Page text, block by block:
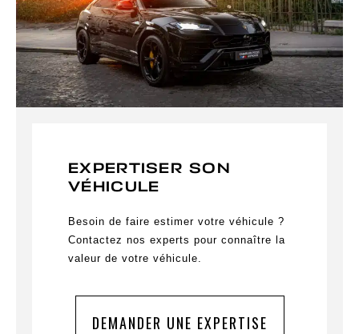
EXPERTISER SON
VÉHICULE
Besoin de faire estimer votre véhicule ?
Contactez nos experts pour connaître la
valeur de votre véhicule.
DEMANDER UNE EXPERTISE